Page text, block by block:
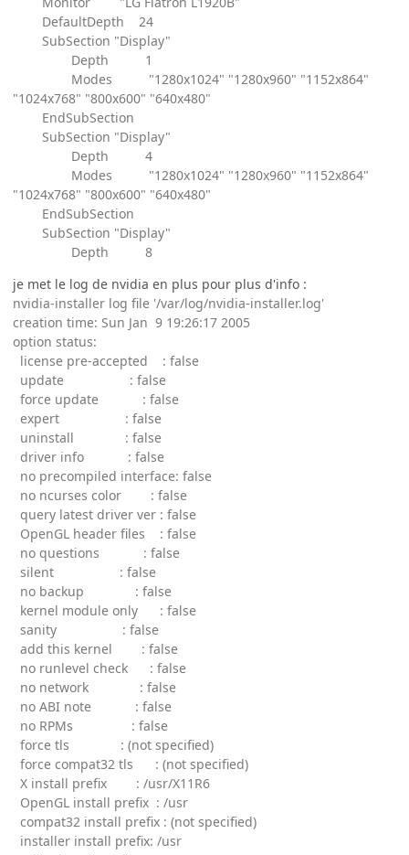
DefaultDepth 24
SubSection "Display"
Depth 1
Modes "1280x1024" "1280x960" "1152x864"
"1024x768" "800x600" "640x480"
EndSubSection
SubSection "Display"
Depth 4
Modes "1280x1024" "1280x960" "1152x864"
"1024x768" "800x600" "640x480"
EndSubSection
SubSection "Display"
Depth 8
je met le log de nvidia en plus pour plus d'info :
nvidia-installer log file '/var/log/nvidia-installer.log'
creation time: Sun Jan 9 19:26:17 2005
option status:
license pre-accepted : false
update : false
force update : false
expert : false
uninstall : false
driver info : false
no precompiled interface: false
no ncurses color : false
query latest driver ver : false
OpenGL header files : false
no questions : false
silent : false
no backup : false
kernel module only : false
sanity : false
add this kernel : false
no runlevel check : false
no network : false
no ABI note : false
no RPMs : false
force tls : (not specified)
force compat32 tls : (not specified)
X install prefix : /usr/X11R6
OpenGL install prefix : /usr
compat32 install prefix : (not specified)
installer install prefix: /usr